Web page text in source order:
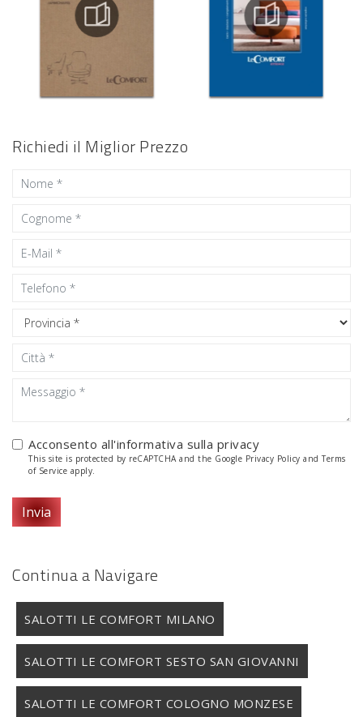
Richiedi il Miglior Prezzo
Acconsento all'informativa sulla privacy
This site is protected by reCAPTCHA and the Google Privacy Policy andTerms
of Service apply.
Invia
Continua a Navigare
SALOTTI LE COMFORT MILANO
SALOTTI LE COMFORT SESTO SAN GIOVANNI
SALOTTI LE COMFORT COLOGNO MONZESE